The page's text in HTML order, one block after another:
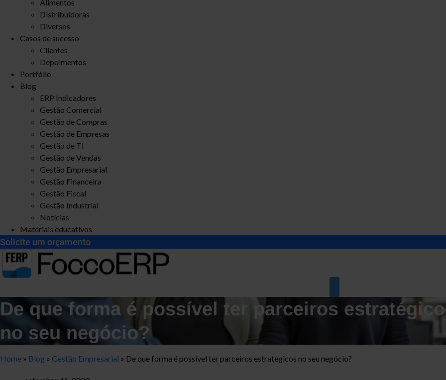
Alimentos
Distribuidoras
Diversos
Casos de sucesso
Clientes
Depoimentos
Portfólio
Blog
ERP Indicadores
Gestão Comercial
Gestão de Compras
Gestão de Empresas
Gestão de TI
Gestão de Vendas
Gestão Empresarial
Gestão Financeira
Gestão Fiscal
Gestão Industrial
Notícias
Materiais educativos
Solicite um orçamento
De que forma é possível ter parceiros
no seu negócio?
Home » Blog » Gestão Empresarial » De que forma é possível ter parceiros estratégicos no seu negócio?